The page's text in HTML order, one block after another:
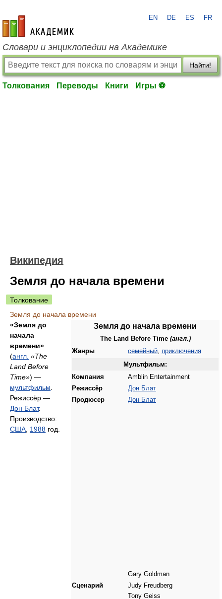
academic.ru
EN DE ES FR
Словари и энциклопедии на Академике
Найти!
Толкования Переводы Книги Игры ⚽
Википедия
Земля до начала времени
Толкование
Земля до начала времени
Земля до начала времени
The Land Before Time (англ.)
Жанры
семейный, приключения
Мультфильм:
Компания
Amblin Entertainment
Режиссёр
Дон Блат
Продюсер
Дон Блат
Gary Goldman
Сценарий
Judy Freudberg
Tony Geiss
«Земля до
начала
времени»
(англ. «The
Land Before
Time») —
мультфильм
Режиссёр —
Дон Блат.
Производство:
США 1988 год.